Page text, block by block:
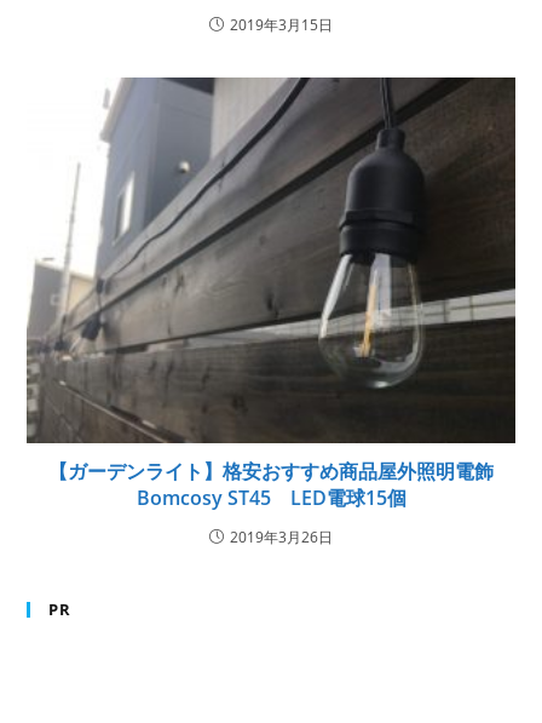
2019年3月15日
【ガーデンライト】格安おすすめ商品屋外照明電飾
Bomcosy ST45 LED電球15個
2019年3月26日
PR